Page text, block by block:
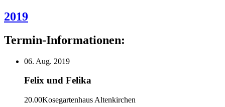
2019
Termin-Informationen:
06. Aug. 2019
Felix und Felika
20.00Kosegartenhaus Altenkirchen